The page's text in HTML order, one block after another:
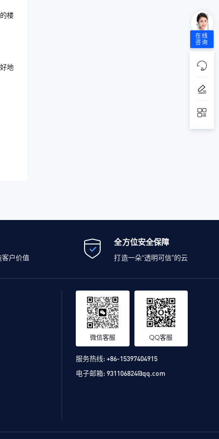
楼
地
户价值
全方位安全保障
打造一朵“透明可信”的云
微信客服 QQ客服
服务热线:+86-15397404915
电子邮箱:931106824@qq.com
在线
咨询